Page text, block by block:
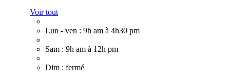
Voir tout
Lun - ven : 9h am à 4h30 pm
Sam : 9h am à 12h pm
Dim : fermé